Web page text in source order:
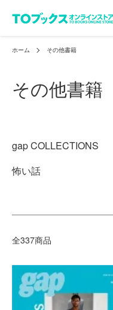
ホーム その他書籍
その他書籍
gap COLLECTIONS
怖い話
全337商品